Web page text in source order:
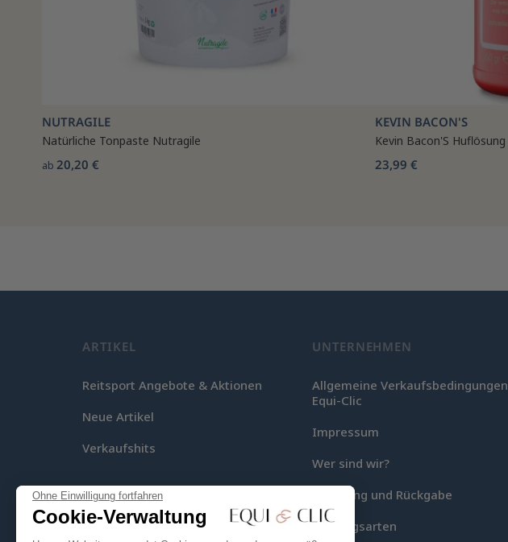
Ohne Einwilligung fortfahren
Cookie-Verwaltung
NUTRAGILE
Natürliche Tonpaste Nutragile
ab20,20 €
KEVIN BACON'S
Kevin Bacon'S Huflösung
23,99 €
ARTIKEL
Reitsport Angebote & Aktionen
Neue Artikel
Verkaufshits
UNTERNEHMEN
Allgemeine Verkaufsbedingungen
Equi-Clic
Impressum
Wer sind wir?
Lieferung und Rückgabe
Zahlungsarten